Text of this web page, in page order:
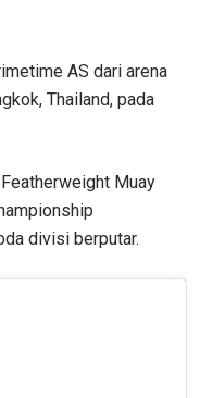
AS dari arena
Thailand, pada
Muay
divisi berputar.